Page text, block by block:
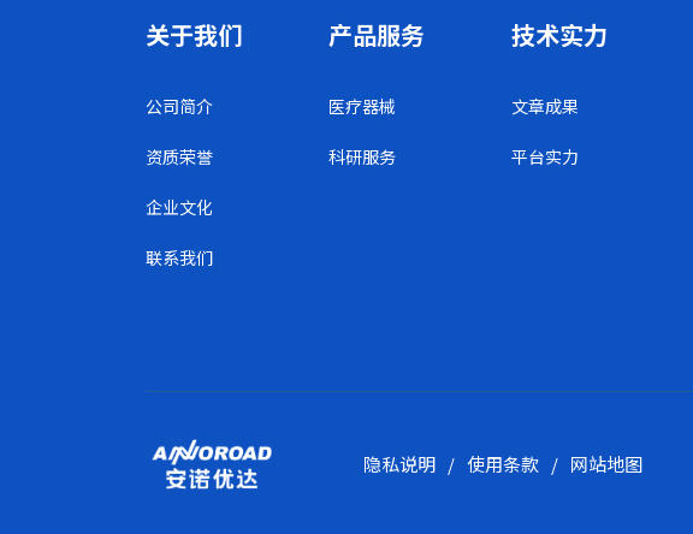
关于我们
公司简介
资质荣誉
企业文化
联系我们
产品服务
医疗器械
科研服务
技术实力
文章成果
平台实力
隐私说明 / 使用条款 / 网站地图